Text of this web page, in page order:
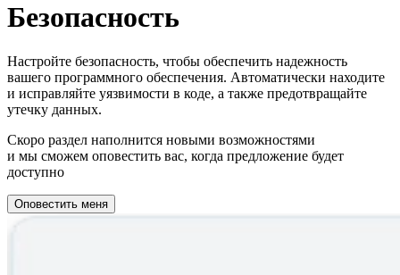
Безопасность
Настройте безопасность, чтобы обеспечить надежность
вашего программного обеспечения. Автоматически находите
и исправляйте уязвимости в коде, а также предотвращайте
утечку данных.
Скоро раздел наполнится новыми возможностями
и мы сможем оповестить вас, когда предложение будет
доступно
Оповестить меня